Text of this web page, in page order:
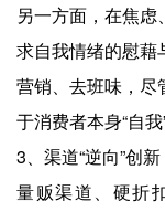
另一方面，在焦
求自我情绪的慰藉
营销、去班味，尽
于消费者本身“自我
3、渠道“逆向”创新
量贩渠道、硬折